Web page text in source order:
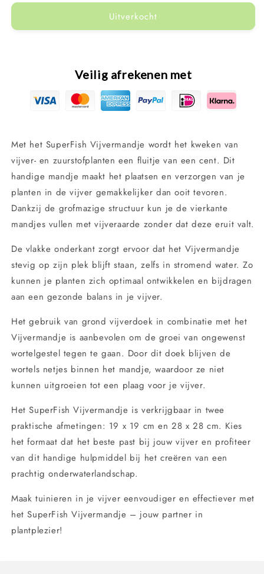
voor
Vijvermandje
voor
SuperFish
Vijvermandje
Uitverkocht
Veilig afrekenen met
Met het SuperFish Vijvermandje wordt het kweken van
vijver- en zuurstofplanten een fluitje van een cent. Dit
handige mandje maakt het plaatsen en verzorgen van je
planten in de vijver gemakkelijker dan ooit tevoren.
Dankzij de grofmazige structuur kun je de vierkante
mandjes vullen met vijveraarde zonder dat deze eruit valt.
De vlakke onderkant zorgt ervoor dat het Vijvermandje
stevig op zijn plek blijft staan, zelfs in stromend water. Zo
kunnen je planten zich optimaal ontwikkelen en bijdragen
aan een gezonde balans in je vijver.
Het gebruik van grond vijverdoek in combinatie met het
Vijvermandje is aanbevolen om de groei van ongewenst
wortelgestel tegen te gaan. Door dit doek blijven de
wortels netjes binnen het mandje, waardoor ze niet
kunnen uitgroeien tot een plaag voor je vijver.
Het SuperFish Vijvermandje is verkrijgbaar in twee
praktische afmetingen: 19 x 19 cm en 28 x 28 cm. Kies
het formaat dat het beste past bij jouw vijver en profiteer
van dit handige hulpmiddel bij het creëren van een
prachtig onderwaterlandschap.
Maak tuinieren in je vijver eenvoudiger en effectiever met
het SuperFish Vijvermandje – jouw partner in
plantplezier!